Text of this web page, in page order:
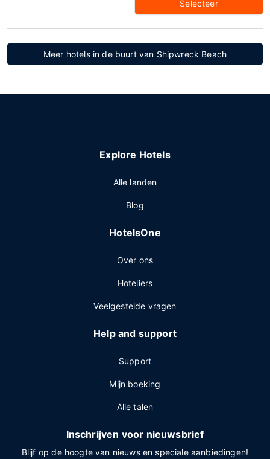
Selecteer
Meer hotels in de buurt van Shipwreck Beach
Explore Hotels
Alle landen
Blog
HotelsOne
Over ons
Hoteliers
Veelgestelde vragen
Help and support
Support
Mijn boeking
Alle talen
Inschrijven voor nieuwsbrief
Blijf op de hoogte van nieuws en speciale aanbiedingen!